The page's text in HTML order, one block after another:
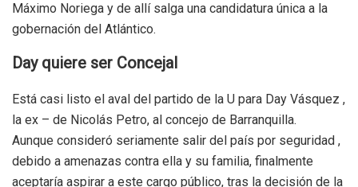
Máximo Noriega y de allí salga una candidatura única a la
gobernación del Atlántico.
Day quiere ser Concejal
Está casi listo el aval del partido de la U para Day Vásquez ,
la ex – de Nicolás Petro, al concejo de Barranquilla.
Aunque consideró seriamente salir del país por seguridad ,
debido a amenazas contra ella y su familia, finalmente
aceptaría aspirar a este cargo público, tras la decisión de la